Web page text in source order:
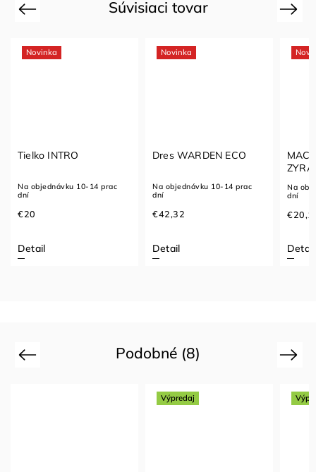
Súvisiaci tovar
Previous
Novinka
Tielko INTRO
Na objednávku 10-14 prac
dní
€20
Detail
Novinka
Dres WARDEN ECO
Na objednávku 10-14 prac
dní
€42,32
Detail
ZYRA
Na
dní
Detail
Next
Podobné (8)
Previous
Výpredaj
Next